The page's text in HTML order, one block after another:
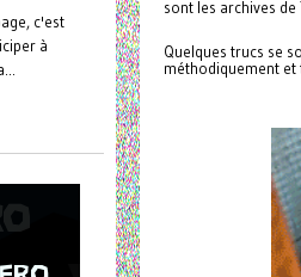
sont les archives de
Quelques trucs se
méthodiquement et
c'est
à